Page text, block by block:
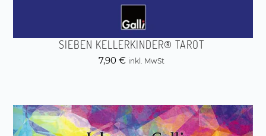
SIEBEN KELLERKINDER® TAROT
7,90 € inkl. MwSt